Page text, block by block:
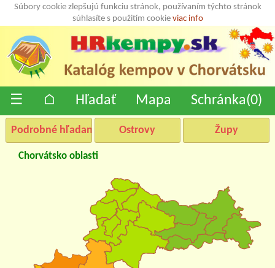
Súbory cookie zlepšujú funkciu stránok, používaním týchto stránok
súhlasíte s použitím cookie viac info
☰ ⌂ Hľadať Mapa Schránka(0)
Podrobné hľadanie Ostrovy Župy
Chorvátsko oblasti